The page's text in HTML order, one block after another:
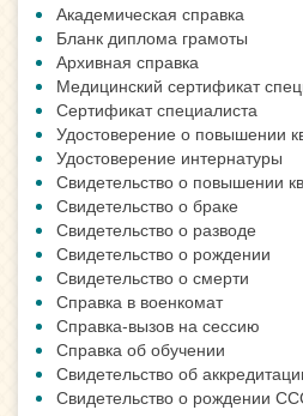
Академическая справка
Бланк диплома грамоты
Архивная справка
Медицинский сертификат
Сертификат специалиста
Удостоверение о повышении
Удостоверение интернатуры
Свидетельство о повышении
Свидетельство о браке
Свидетельство о разводе
Свидетельство о рождении
Свидетельство о смерти
Справка в военкомат
Справка-вызов на сессию
Справка об обучении
Свидетельство об
Свидетельство о рождении